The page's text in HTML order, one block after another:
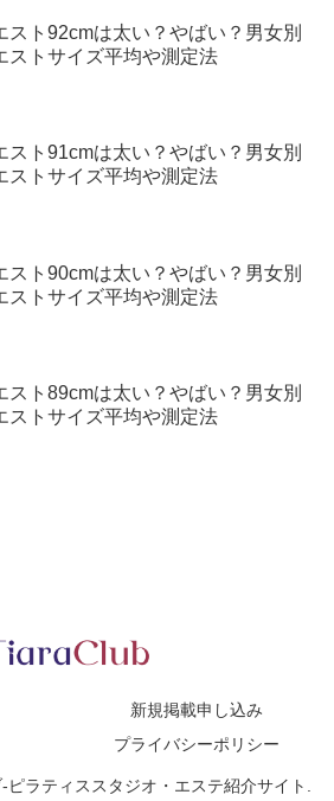
スト92cmは太い？やばい？男女別
ストサイズ平均や測定法
スト91cmは太い？やばい？男女別
ストサイズ平均や測定法
スト90cmは太い？やばい？男女別
ストサイズ平均や測定法
スト89cmは太い？やばい？男女別
ストサイズ平均や測定法
新規掲載申し込み
プライバシーポリシー
ラティススタジオ・エステ紹介サイト.